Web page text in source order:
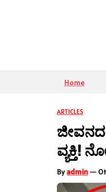
Home
ARTICLES
ವ್ಯಕ್ತಿ!
Byadmin —